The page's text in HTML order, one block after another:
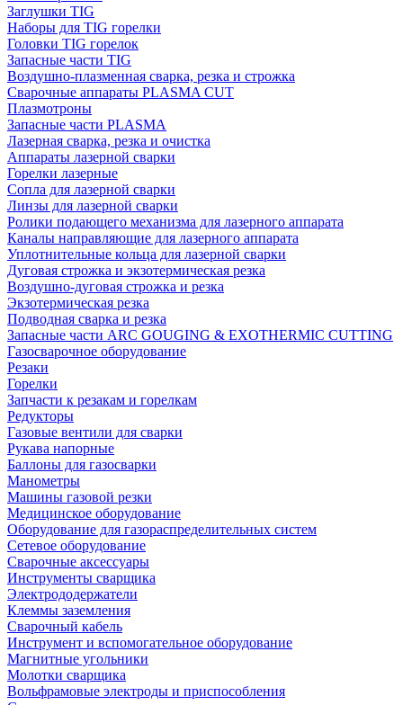
Заглушки TIG
Наборы для TIG горелки
Головки TIG горелок
Запасные части TIG
Воздушно-плазменная сварка, резка и строжка
Сварочные аппараты PLASMA CUT
Плазмотроны
Запасные части PLASMA
Лазерная сварка, резка и очистка
Аппараты лазерной сварки
Горелки лазерные
Сопла для лазерной сварки
Линзы для лазерной сварки
Ролики подающего механизма для лазерного аппарата
Каналы направляющие для лазерного аппарата
Уплотнительные кольца для лазерной сварки
Дуговая строжка и экзотермическая резка
Воздушно-дуговая строжка и резка
Экзотермическая резка
Подводная сварка и резка
Запасные части ARC GOUGING & EXOTHERMIC CUTTING
Газосварочное оборудование
Резаки
Горелки
Запчасти к резакам и горелкам
Редукторы
Газовые вентили для сварки
Рукава напорные
Баллоны для газосварки
Манометры
Машины газовой резки
Медицинское оборудование
Оборудование для газораспределительных систем
Сетевое оборудование
Сварочные аксессуары
Инструменты сварщика
Электрододержатели
Клеммы заземления
Сварочный кабель
Инструмент и вспомогательное оборудование
Магнитные угольники
Молотки сварщика
Вольфрамовые электроды и приспособления